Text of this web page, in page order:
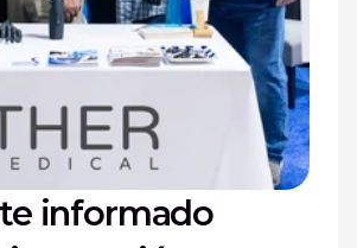
informado